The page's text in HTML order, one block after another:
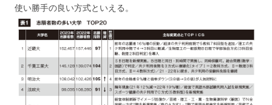
使い勝手の良い方式といえる。